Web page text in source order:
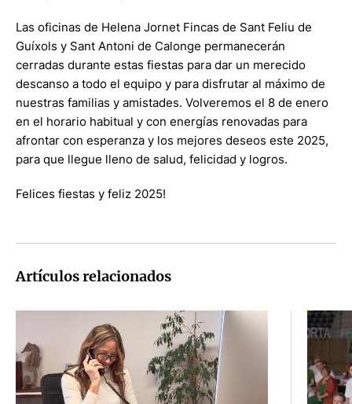
Las oficinas de Helena Jornet Fincas de Sant Feliu de
Guíxols y Sant Antoni de Calonge permanecerán
cerradas durante estas fiestas para dar un merecido
descanso a todo el equipo y para disfrutar al máximo de
nuestras familias y amistades. Volveremos el 8 de enero
en el horario habitual y con energías renovadas para
afrontar con esperanza y los mejores deseos este 2025,
para que llegue lleno de salud, felicidad y logros.
Felices fiestas y feliz 2025!
Artículos relacionados